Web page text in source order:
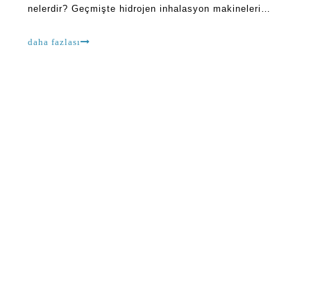
nelerdir? Geçmişte hidrojen inhalasyon makineleri
insan güvenliği hakkında heveslenir. Olabilir mi bile
daha fazlası